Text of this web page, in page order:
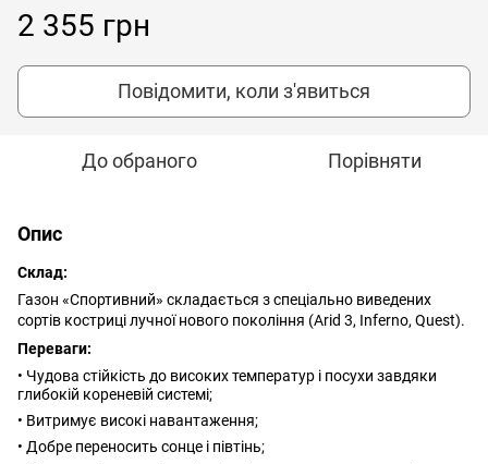
2 355 грн
Повідомити, коли з'явиться
До обраного Порівняти
Опис
Склад:
Газон «Спортивний» складається з спеціально виведених
сортів костриці лучної нового покоління (Arid 3, Inferno, Quest).
Переваги:
• Чудова стійкість до високих температур і посухи завдяки
глибокій кореневій системі;
• Витримує високі навантаження;
• Добре переносить сонце і півтінь;